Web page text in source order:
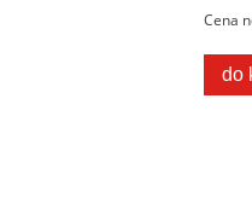
Cena
do